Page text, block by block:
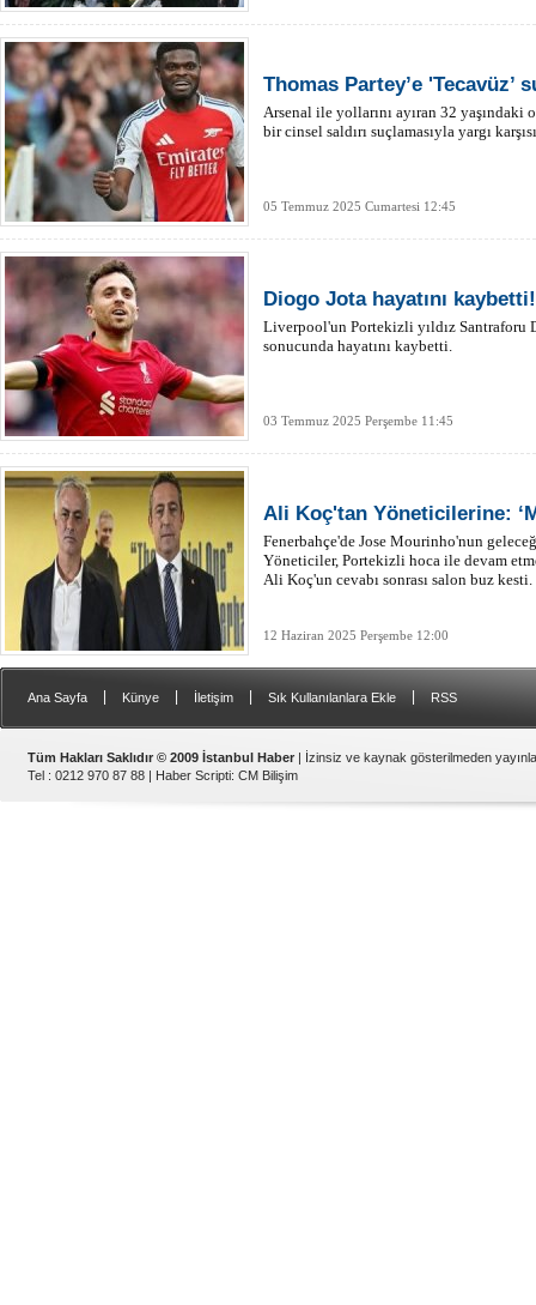
Thomas Partey’e 'Tecavüz’
Arsenal ile yollarını ayıran 32 yaşındaki
bir cinsel saldırı suçlamasıyla yargı
05 Temmuz 2025 Cumartesi 12:45
Diogo Jota hayatını kaybetti!
Liverpool'un Portekizli yıldız Santraforu
sonucunda hayatını kaybetti.
03 Temmuz 2025 Perşembe 11:45
Ali Koç'tan Yöneticilerine:
Fenerbahçe'de Jose Mourinho'nun
Yöneticiler, Portekizli hoca ile devam
Ali Koç'un cevabı sonrası salon buz kesti.
12 Haziran 2025 Perşembe 12:00
Ana Sayfa Künye İletişim Sık Kullanılanlara Ekle RSS
Tüm Hakları Saklıdır © 2009 İstanbul Haber | İzinsiz ve kaynak gösterilmeden
Tel : 0212 970 87 88 | Haber Scripti: CM Bilişim